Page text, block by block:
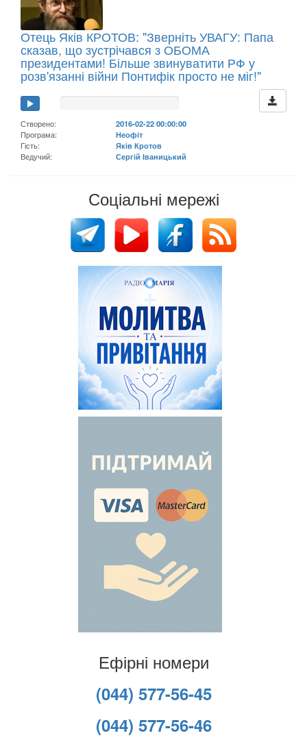
Отець Яків КРОТОВ: "Зверніть УВАГУ: Папа
сказав, що зустрічався з ОБОМА
президентами! Більше звинуватити РФ у
розв'язанні війни Понтифік просто не міг!"
Створено:
2016-02-22 00:00:00
Програма:
Неофіт
Гість:
Яків Кротов
Ведучий:
Сергій Іваницький
Соціальні мережі
Ефірні номери
(044) 577-56-45
(044) 577-56-46